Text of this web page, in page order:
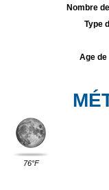
Nombre
Type
Age
76°F